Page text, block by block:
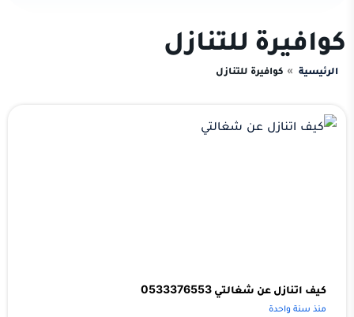
كوافيرة للتنازل
الرئيسية كوافيرة للتنازل
كيف اتنازل عن شغالتي 0533376553
منذ سنة واحدة